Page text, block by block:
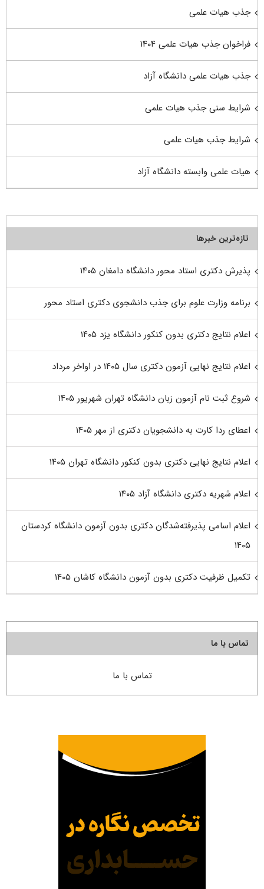
جذب هیات علمی
فراخوان جذب هیات علمی ۱۴۰۴
جذب هیات علمی دانشگاه آزاد
شرایط سنی جذب هیات علمی
شرایط جذب هیات علمی
هیات علمی وابسته دانشگاه آزاد
تازه‌ترین خبرها
پذیرش دکتری استاد محور دانشگاه دامغان ۱۴۰۵
برنامه وزارت علوم برای جذب دانشجوی دکتری استاد محور
اعلام نتایج دکتری بدون کنکور دانشگاه یزد ۱۴۰۵
اعلام نتایج نهایی آزمون دکتری سال ۱۴۰۵ در اواخر مرداد
شروع ثبت نام آزمون زبان دانشگاه تهران شهریور ۱۴۰۵
اعطای ردا کارت به دانشجویان دکتری از مهر ۱۴۰۵
اعلام نتایج نهایی دکتری بدون کنکور دانشگاه تهران ۱۴۰۵
اعلام شهریه دکتری دانشگاه آزاد ۱۴۰۵
اعلام اسامی پذیرفته‌شدگان دکتری بدون آزمون دانشگاه کردستان
۱۴۰۵
تکمیل ظرفیت دکتری بدون آزمون دانشگاه کاشان ۱۴۰۵
تماس با ما
تماس با ما